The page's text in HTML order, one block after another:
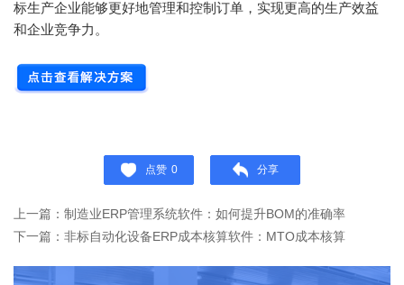
标生产企业能够更好地管理和控制订单，实现更高的生产效益
和企业竞争力。
点赞 0 分享
上一篇：制造业ERP管理系统软件：如何提升BOM的准确率
下一篇：非标自动化设备ERP成本核算软件：MTO成本核算